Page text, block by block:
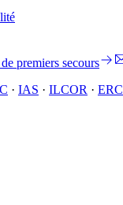
premiers secours
· IAS · ILCOR · ERC